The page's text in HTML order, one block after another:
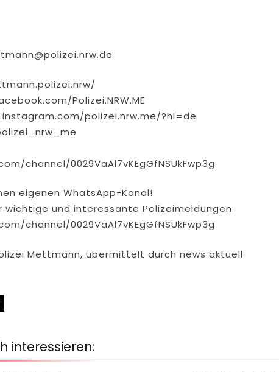
Polizei.NRW.ME
polizei.nrw.me/?hl=de
channel/0029VaAl7vKEgGfNSUkFwp3g
eigenen WhatsApp-Kanal!
wichtige und interessante Polizeimeldungen:
channel/0029VaAl7vKEgGfNSUkFwp3g
Mettmann, übermittelt durch news aktuell
interessieren: